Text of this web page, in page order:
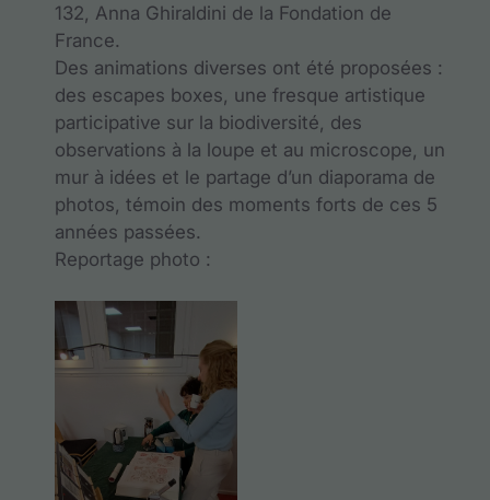
132, Anna Ghiraldini de la Fondation de
France.
Des animations diverses ont été proposées :
des escapes boxes, une fresque artistique
participative sur la biodiversité, des
observations à la loupe et au microscope, un
mur à idées et le partage d’un diaporama de
photos, témoin des moments forts de ces 5
années passées.
Reportage photo :